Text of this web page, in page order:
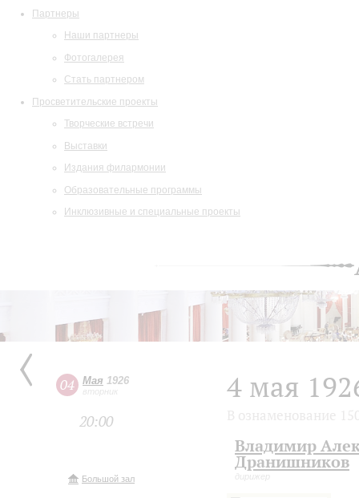
Партнеры
Наши партнеры
Фотогалерея
Стать партнером
Просветительские проекты
Творческие встречи
Выставки
Издания филармонии
Образовательные программы
Инклюзивные и специальные проекты
04 Мая 1926
вторник
20:00
Большой зал
4 мая
Владимир
Дранишников
дирижер